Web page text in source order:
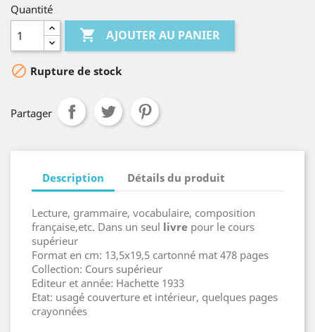
Quantité
 AJOUTER AU PANIER
 Rupture de stock
Partager
Description Détails du produit
Lecture, grammaire, vocabulaire, composition
française,etc. Dans un seul livre pour le cours
supérieur
Format en cm: 13,5x19,5 cartonné mat 478 pages
Collection: Cours supérieur
Editeur et année: Hachette 1933
Etat: usagé couverture et intérieur, quelques pages
crayonnées